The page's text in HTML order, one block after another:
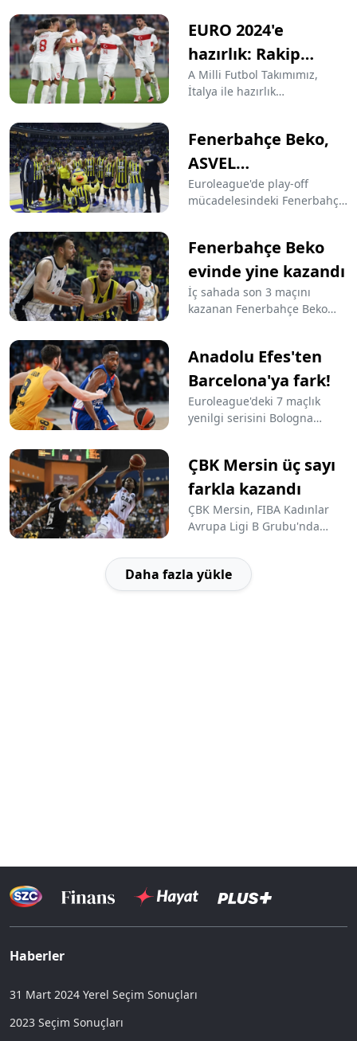
Foggiano'nun paylaşımı
futbol camiasında büyük
EURO 2024'e
hazırlık: Rakip
İtalya
A Milli Futbol Takımımız,
İtalya ile hazırlık
öncesi hazırlıklarını sürdüren
milliler, İtalya'ya karşı
etmek istiyor.
Fenerbahçe Beko,
ASVEL
deplasmanında
Euroleague'de play-off
mücadelesindeki Fenerbahçe
Fenerbahçe Beko
evinde yine kazandı
İç sahada son 3 maçını
kazanan Fenerbahçe Beko
88-75 mağlup ederek seriyi 4
maça çıkardı.
Anadolu Efes'ten
Barcelona'ya fark!
Euroleague'deki 7 maçlık
yenilgi serisini Bologna
taraftarı önünde 24 sayı
farkla yenip üst üste 2.
ÇBK Mersin üç sayı
farkla kazandı
ÇBK Mersin, FIBA Kadınlar
Avrupa Ligi B Grubu'nda
Segafredo Bologna'yı üç
farkla mağlup etti.
Daha fazla yükle
Haberler
31 Mart 2024 Yerel Seçim Sonuçları
2023 Seçim Sonuçları